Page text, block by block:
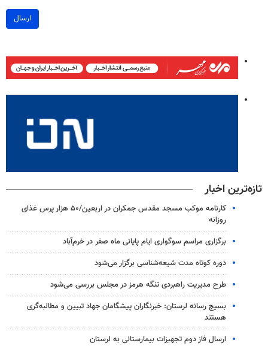
ارسال
تازه‌ترین اخبار
کارنامه موکب مسجد مقدس جمکران در اربعین/۵۰ هزار پرس غذای
روزانه
برگزاری مراسم سوگواری ایام پایانی ماه صفر در خرم‌آباد
دوره کوتاه مدت شیعه‌شناسی برگزار می‌شود
طرح مدیریت راهبردی تنگه هرمز در مجلس بررسی می‌شود
بسیج رسانه لرستان: خبرنگاران پیشگامان جهاد تبیین و مطالبه‌گری
هستند
ارسال فاز دوم تجهیزات بیمارستانی به لرستان